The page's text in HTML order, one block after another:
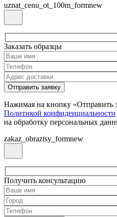
uznat_cenu_ot_100m_formnew
Заказать образцы
Нажимая на кнопку «Отправить
Политикой конфиденциальности
на обработку персональных
zakaz_obraztsy_formnew
Получить консультацию